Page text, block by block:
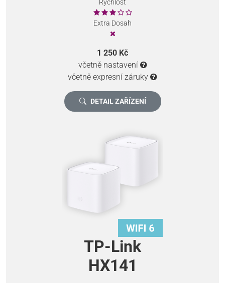
Rychlost
Extra Dosah
1 250 Kč
včetně nastavení
včetně expresní záruky
DETAIL ZAŘÍZENÍ
TP-Link
HX141